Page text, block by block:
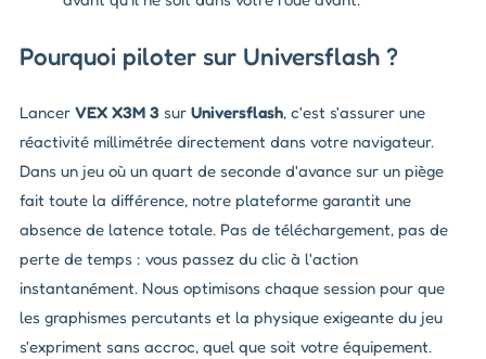
Pourquoi piloter sur Universflash ?
Lancer VEX X3M 3 sur Universflash, c'est s'assurer une
réactivité millimétrée directement dans votre navigateur.
Dans un jeu où un quart de seconde d'avance sur un piège
fait toute la différence, notre plateforme garantit une
absence de latence totale. Pas de téléchargement, pas de
perte de temps : vous passez du clic à l'action
instantanément. Nous optimisons chaque session pour que
les graphismes percutants et la physique exigeante du jeu
s'expriment sans accroc, quel que soit votre équipement.